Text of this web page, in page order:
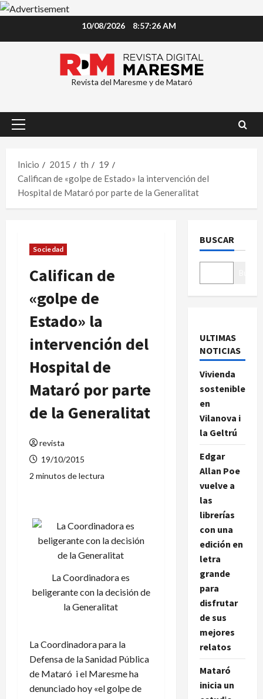
10/08/2026 8:57:26 AM
Revista del Maresme y de Mataró
Menú
Inicio
2015 th
19
Califican de «golpe de Estado» la intervención del
Hospital de Mataró por parte de la Generalitat
Sociedad
Califican de
«golpe de
Estado» la
intervención del
Hospital de
Mataró por parte
de la Generalitat
revista
19/10/2015
2 minutos de lectura
La Coordinadora es
beligerante con la decisión de
la Generalitat
La Coordinadora para la
Defensa de la Sanidad Pública
de Mataró i el Maresme ha
denunciado hoy «el golpe de
BUSCAR
ULTIMAS
NOTICIAS
Vivienda
sostenible
en
Vilanova i
la Geltrú
Edgar
Allan Poe
vuelve a
las
librerías
con una
edición en
letra
grande
para
disfrutar
de sus
mejores
relatos
Mataró
inicia un